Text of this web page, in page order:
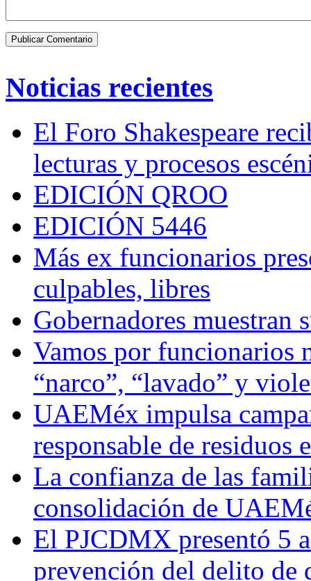
Noticias recientes
El Foro Shakespeare
lecturas y procesos
EDICIÓN QROO
EDICIÓN 5446
Más ex funcionarios
culpables, libres
Gobernadores muestran
Vamos por funcionarios
“narco”, “lavado” y
UAEMéx impulsa
responsable de residuos
La confianza de las
consolidación de
El PJCDMX presentó 5
prevención del delito de